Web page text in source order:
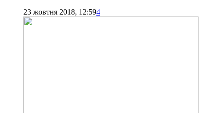
23 жовтня 2018, 12:594